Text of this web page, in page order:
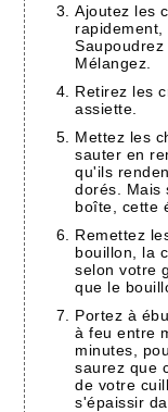
Ajoutez les
rapidement,
Mélangez.
Retirez les
assiette.
Mettez les
sauter en
qu'ils
dorés. Mais
boîte, cette
Remettez
bouillon, la
selon votre
que le
Portez à
à feu entre
minutes,
saurez que
de votre
s'épaissir